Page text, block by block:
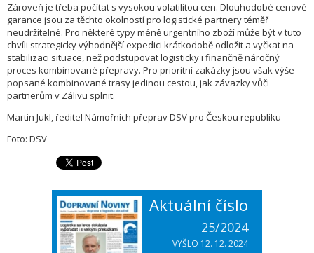
Zároveň je třeba počítat s vysokou volatilitou cen. Dlouhodobé cenové
garance jsou za těchto okolností pro logistické partnery téměř
neudržitelné. Pro některé typy méně urgentního zboží může být v tuto
chvíli strategicky výhodnější expedici krátkodobě odložit a vyčkat na
stabilizaci situace, než podstupovat logisticky i finančně náročný
proces kombinované přepravy. Pro prioritní zakázky jsou však výše
popsané kombinované trasy jedinou cestou, jak závazky vůči
partnerům v Zálivu splnit.
Martin Jukl, ředitel Námořních přeprav DSV pro Českou republiku
Foto: DSV
Aktuální číslo
25/2024
VYŠLO 12. 12. 2024